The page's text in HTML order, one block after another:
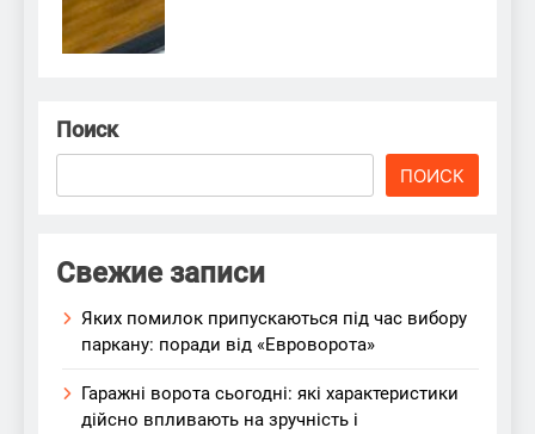
Поиск
ПОИСК
Свежие записи
Яких помилок припускаються під час вибору
паркану: поради від «Евроворота»
Гаражні ворота сьогодні: які характеристики
дійсно впливають на зручність і